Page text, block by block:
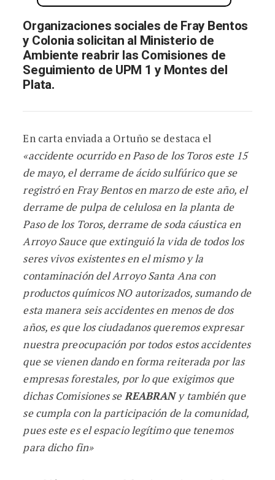
Organizaciones sociales de Fray Bentos
y Colonia solicitan al Ministerio de
Ambiente reabrir las Comisiones de
Seguimiento de UPM 1 y Montes del
Plata.
En carta enviada a Ortuño se destaca el
«accidente ocurrido en Paso de los Toros este 15
de mayo, el derrame de ácido sulfúrico que se
registró en Fray Bentos en marzo de este año, el
derrame de pulpa de celulosa en la planta de
Paso de los Toros, derrame de soda cáustica en
Arroyo Sauce que extinguió la vida de todos los
seres vivos existentes en el mismo y la
contaminación del Arroyo Santa Ana con
productos químicos NO autorizados, sumando de
esta manera seis accidentes en menos de dos
años, es que los ciudadanos queremos expresar
nuestra preocupación por todos estos accidentes
que se vienen dando en forma reiterada por las
empresas forestales, por lo que exigimos que
dichas Comisiones seREABRANy también que
se cumpla con la participación de la comunidad,
pues este es el espacio legítimo que tenemos
para dicho fin»